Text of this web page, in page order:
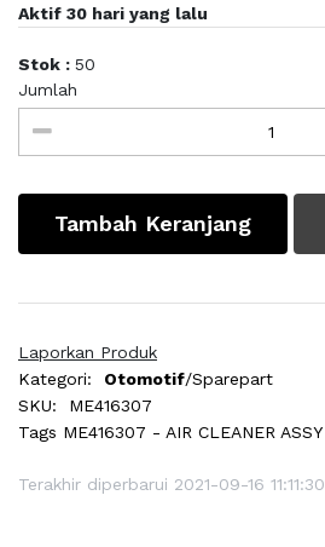
Aktif 30 hari yang lalu
Stok : 50
Jumlah
Tambah Keranjang
Laporkan Produk
Kategori:
Otomotif/Sparepart
SKU:
ME416307
Tags ME416307 - AIR CLEANER ASSY
Terakhir diperbarui 2021-09-16 11:11:30